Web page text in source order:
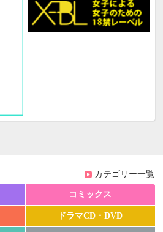
カテゴリー一覧
コミックス
ドラマCD・DVD